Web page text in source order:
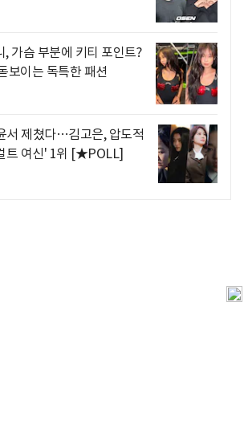
, 가슴 부분에 키티 포인트?
보이는 독특한 패션
서 제쳤다…김고은, 압도적
트 여신' 1위 [★POLL]